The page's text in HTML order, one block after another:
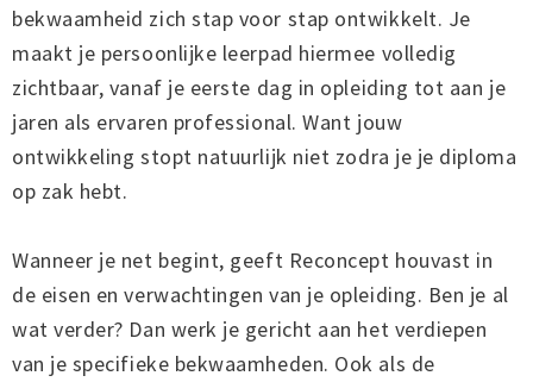
bekwaamheid zich stap voor stap ontwikkelt. Je
maakt je persoonlijke leerpad hiermee volledig
zichtbaar, vanaf je eerste dag in opleiding tot aan je
jaren als ervaren professional. Want jouw
ontwikkeling stopt natuurlijk niet zodra je je diploma
op zak hebt.
Wanneer je net begint, geeft Reconcept houvast in
de eisen en verwachtingen van je opleiding. Ben je al
wat verder? Dan werk je gericht aan het verdiepen
van je specifieke bekwaamheden. Ook als de